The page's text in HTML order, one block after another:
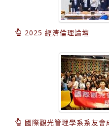
2025 經濟倫理論壇
國際觀光管理學系系友會